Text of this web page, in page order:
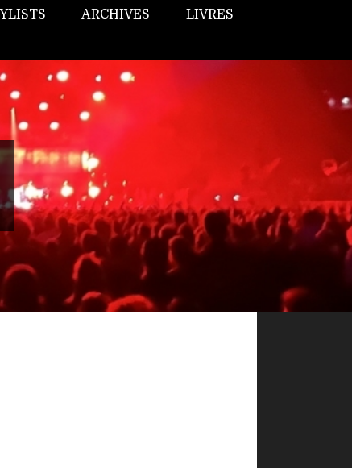
ARCHIVES LIVRES